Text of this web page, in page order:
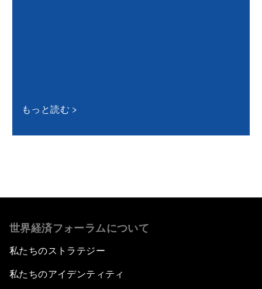
もっと読む
世界経済フォーラムについて
私たちのストラテジー
私たちのアイデンティティ